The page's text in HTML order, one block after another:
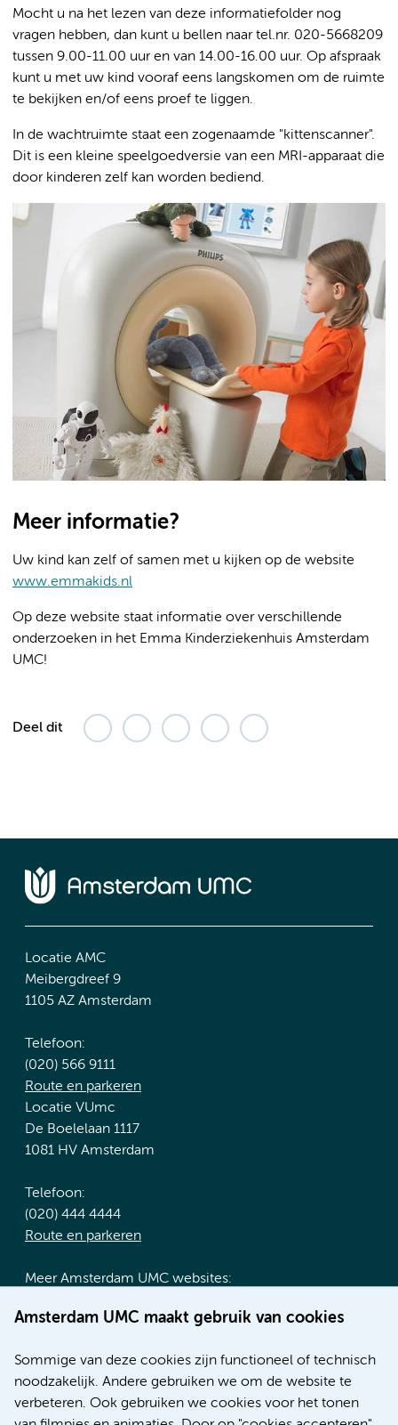
Mocht u na het lezen van deze informatiefolder nog
vragen hebben, dan kunt u bellen naar tel.nr. 020-5668209
tussen 9.00-11.00 uur en van 14.00-16.00 uur. Op afspraak
kunt u met uw kind vooraf eens langskomen om de ruimte
te bekijken en/of eens proef te liggen.
In de wachtruimte staat een zogenaamde "kittenscanner".
Dit is een kleine speelgoedversie van een MRI-apparaat die
door kinderen zelf kan worden bediend.
Meer informatie?
Uw kind kan zelf of samen met u kijken op de website
www.emmakids.nl
Op deze website staat informatie over verschillende
onderzoeken in het Emma Kinderziekenhuis Amsterdam
UMC!
Deel dit
Amsterdam UMC maakt gebruik van cookies
Sommige van deze cookies zijn functioneel of technisch
noodzakelijk. Andere gebruiken we om de website te
verbeteren. Ook gebruiken we cookies voor het tonen
Locatie AMC
Meibergdreef 9
1105 AZ Amsterdam
Telefoon:
(020) 566 9111
Route en parkeren
Locatie VUmc
De Boelelaan 1117
1081 HV Amsterdam
Telefoon:
(020) 444 4444
Route en parkeren
Meer Amsterdam UMC websites:
Werken bij Amsterdam UMC
Nieuws
Research
Educatie locatie AMC
Educatie locatie VUmc